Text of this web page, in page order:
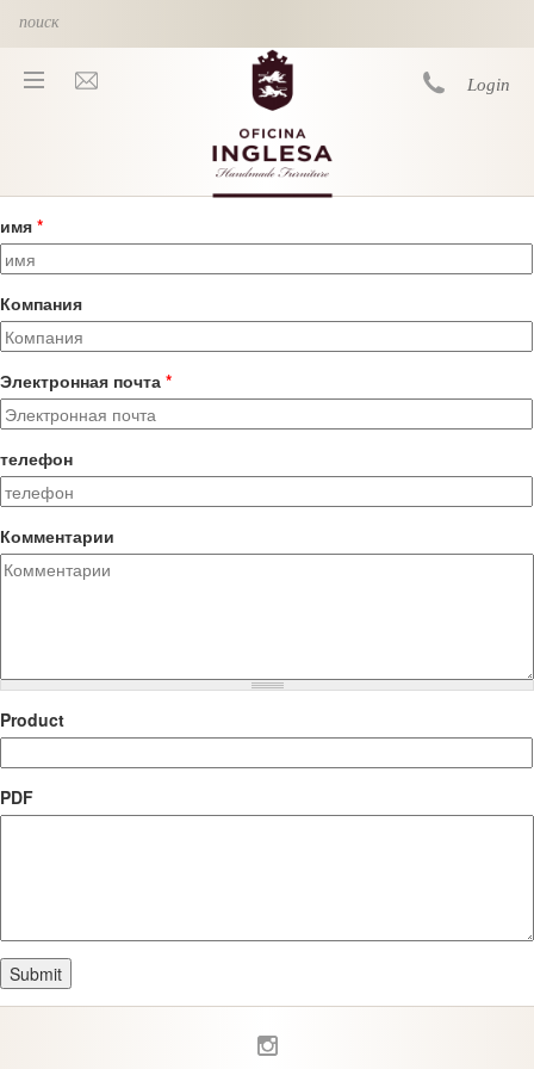
Login
You are here
имя *
Компания
Электронная почта *
телефон
Комментарии
Product
PDF